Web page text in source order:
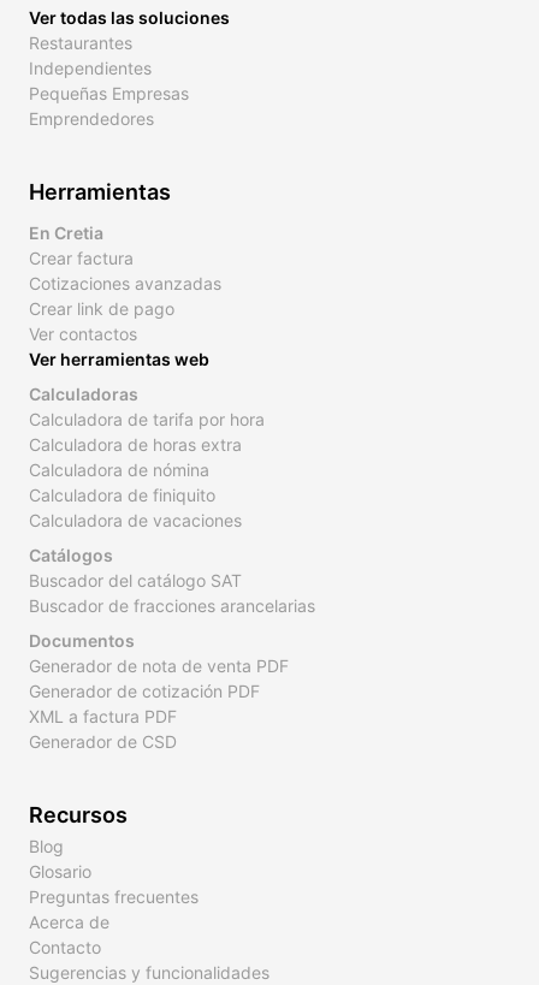
Ver todas las soluciones
Restaurantes
Independientes
Pequeñas Empresas
Emprendedores
Herramientas
En Cretia
Crear factura
Cotizaciones avanzadas
Crear link de pago
Ver contactos
Ver herramientas web
Calculadoras
Calculadora de tarifa por hora
Calculadora de horas extra
Calculadora de nómina
Calculadora de finiquito
Calculadora de vacaciones
Catálogos
Buscador del catálogo SAT
Buscador de fracciones arancelarias
Documentos
Generador de nota de venta PDF
Generador de cotización PDF
XML a factura PDF
Generador de CSD
Recursos
Blog
Glosario
Preguntas frecuentes
Acerca de
Contacto
Sugerencias y funcionalidades